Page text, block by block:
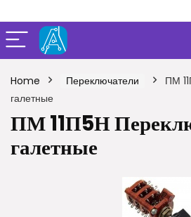
Home Переключатели
ПМ
галетные
ПМ 11П5Н
галетные